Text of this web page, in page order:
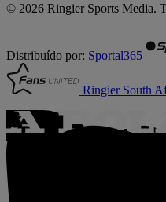
© 2026 Ringier Sports Media.
Distribuído por: Sportal365
Ringier South